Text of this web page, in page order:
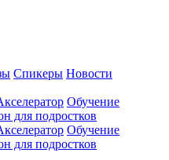
Спикеры Новости
Обучение
для подростков
Обучение
для подростков